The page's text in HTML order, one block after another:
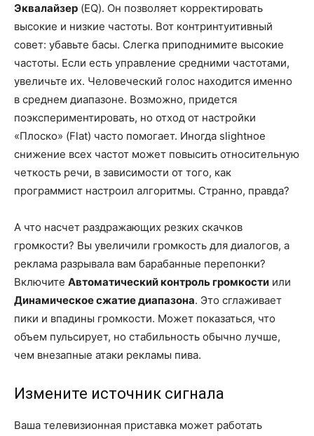
Эквалайзер (EQ). Он позволяет корректировать
высокие и низкие частоты. Вот контринтуитивный
совет: убавьте басы. Слегка приподнимите высокие
частоты. Если есть управление средними частотами,
увеличьте их. Человеческий голос находится именно
в среднем диапазоне. Возможно, придется
поэкспериментировать, но отход от настройки
«Плоско» (Flat) часто помогает. Иногда slightное
снижение всех частот может повысить относительную
четкость речи, в зависимости от того, как
программист настроил алгоритмы. Странно, правда?
А что насчет раздражающих резких скачков
громкости? Вы увеличили громкость для диалогов, а
реклама разрывала вам барабанные перепонки?
Включите Автоматический контроль громкости или
Динамическое сжатие диапазона. Это сглаживает
пики и впадины громкости. Может показаться, что
объем пульсирует, но стабильность обычно лучше,
чем внезапные атаки рекламы пива.
Измените источник сигнала
Ваша телевизионная приставка может работать